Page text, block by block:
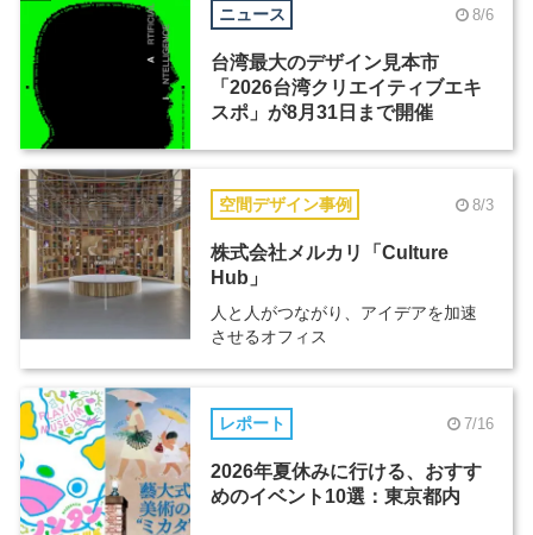
ニュース 8/6
台湾最大のデザイン見本市
「2026台湾クリエイティブエキ
スポ」が8月31日まで開催
空間デザイン事例 8/3
株式会社メルカリ「Culture
Hub」
人と人がつながり、アイデアを加速
させるオフィス
レポート 7/16
2026年夏休みに行ける、おすす
めのイベント10選：東京都内